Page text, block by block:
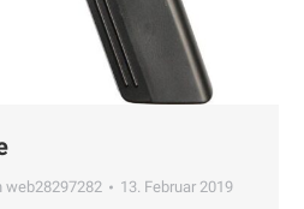
web28297282 13. Februar 2019